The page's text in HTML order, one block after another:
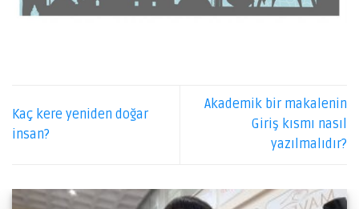
Kaç kere yeniden doğar
insan?
Akademik bir makalenin
Giriş kısmı nasıl
yazılmalıdır?